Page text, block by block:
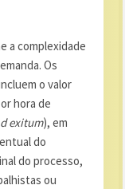
a complexidade
Os
o valor
hora de
exitum), em
do
do processo,
ou